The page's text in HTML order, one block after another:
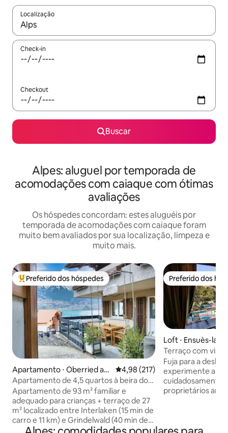
Localização
Quando os resultados estiverem disponíveis, explore-os
Check-in
Checkout
Buscar
Alpes: aluguel por temporada de
acomodações com caiaque com ótimas
avaliações
Os hóspedes concordam: estes aluguéis por
temporada de acomodações com caiaque foram
muito bem avaliados por sua localização, limpeza e
muito mais.
Entre os melhores preferidos dos hóspedes
Preferido dos hóspedes
Apartamento ⋅ Oberried am
Brienzersee
4,98 de uma avaliação média de
4,98 (217)
Apartamento de 4,5 quartos à beira do
Lago Brienz com vista para o lago
Apartamento de 93 m² familiar e
adequado para crianças + terraço de 27
m² localizado entre Interlaken (15 min de
carro e 11 km) e Grindelwald (40 min de
carro) 8 espaços de cama constantes, 2
Preferido dos
Preferido dos
Loft ⋅ Ensuès-la-
Terraço com vista
acesso à praia
Fuja para a
experimente a
cuidadosamente
proprietários
modernos.